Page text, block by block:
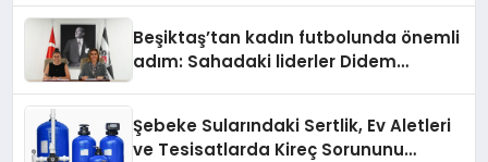
Beşiktaş’tan kadın futbolunda önemli
adım: Sahadaki liderler Didem
Şebeke Sularındaki Sertlik, Ev Aletleri
ve Tesisatlarda Kireç Sorununu